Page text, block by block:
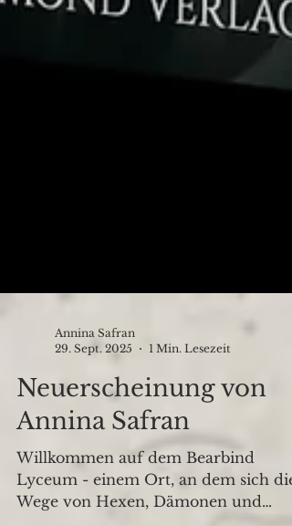
Annina Safran
29. Sept. 2025
1 Min. Lesezeit
Neuerscheinung von
Annina Safran
Willkommen auf dem Bearbind